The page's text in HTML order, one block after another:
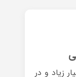
زیاد و در